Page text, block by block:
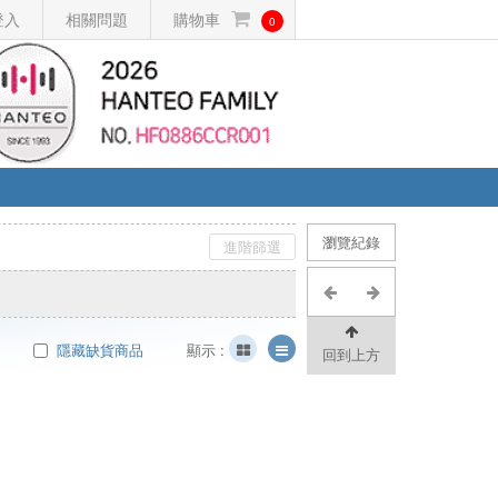
相關問題 購物車 0
瀏覽紀錄
回到上方
進階篩選
隱藏缺貨商品 顯示 :